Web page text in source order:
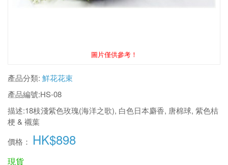
圖片僅供參考！
產品分類: 鮮花花束
產品編號:HS-08
描述:18枝淺紫色玫瑰(海洋之歌), 白色日本麝香, 唐棉球, 紫色桔
梗 & 襯葉
價格： HK$898
現貨